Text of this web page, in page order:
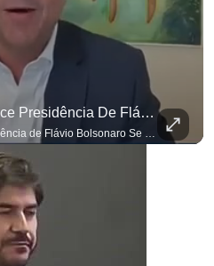
Plano De Governo É A Vice Presidência De Flávio Bolsonaro
Plano de governo é a vice presidência de Flávio Bolsonaro Se você busca informação com credibilidade, inscreva-se agora e ative o